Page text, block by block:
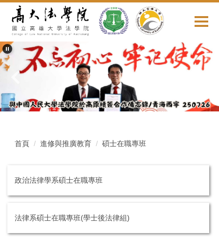
要
內
容
區
首頁 進修與推廣教育 碩士在職專班
政治法律學系碩士在職專班
法律系碩士在職專班(學士後法律組)